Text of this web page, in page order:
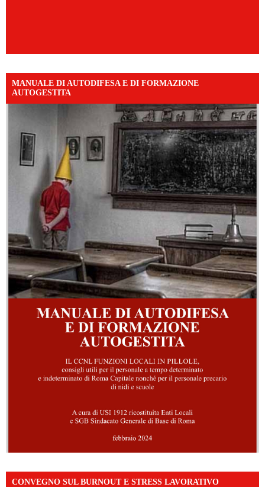
MANUALE DI AUTODIFESA E DI FORMAZIONE
AUTOGESTITA
CONVEGNO SUL BURNOUT E STRESS LAVORATIVO